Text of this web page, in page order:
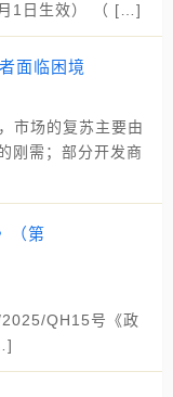
1日生效） （ […]
面临困境
市场的复苏主要由
刚需；部分开发商
（第
QH15号《政